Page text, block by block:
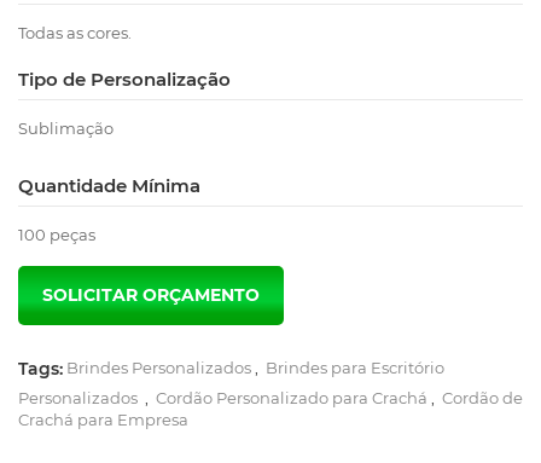
Todas as cores.
Tipo de Personalização
Sublimação
Quantidade Mínima
100 peças
Tags: Brindes Personalizados
Brindes para Escritório
Personalizados
Cordão Personalizado para Crachá
Cordão de
Crachá para Empresa